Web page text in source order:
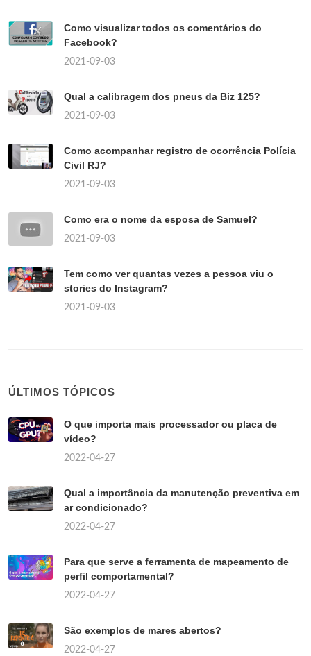
Como visualizar todos os comentários do
Facebook?
2021-09-03
Qual a calibragem dos pneus da Biz 125?
2021-09-03
Como acompanhar registro de ocorrência Polícia
Civil RJ?
2021-09-03
Como era o nome da esposa de Samuel?
2021-09-03
Tem como ver quantas vezes a pessoa viu o
stories do Instagram?
2021-09-03
ÚLTIMOS TÓPICOS
O que importa mais processador ou placa de
vídeo?
2022-04-27
Qual a importância da manutenção preventiva em
ar condicionado?
2022-04-27
Para que serve a ferramenta de mapeamento de
perfil comportamental?
2022-04-27
São exemplos de mares abertos?
2022-04-27